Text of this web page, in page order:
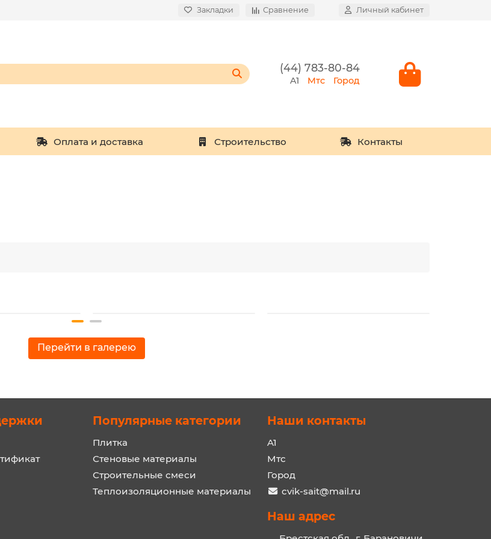
Закладки Сравнение Личный кабинет
(44) 783-80-84
A1 Мтс Город
Оплата и доставка Строительство Контакты
Перейти в галерею
Популярные категории
Плитка
Стеновые материалы
Строительные смеси
Теплоизоляционные материалы
Наши контакты
A1
Мтс
Город
cvik-sait@mail.ru
Наш адрес